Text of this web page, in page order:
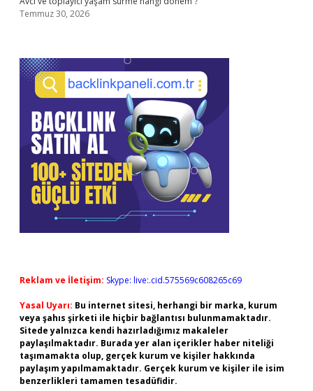
Temmuz 30, 2026
Reklam ve İletişim: Skype: live:.cid.575569c608265c69
Yasal Uyarı: Bu internet sitesi, herhangi bir marka, kurum
veya şahıs şirketi ile hiçbir bağlantısı bulunmamaktadır.
Sitede yalnızca kendi hazırladığımız makaleler
paylaşılmaktadır. Burada yer alan içerikler haber niteliği
taşımamakta olup, gerçek kurum ve kişiler hakkında
paylaşım yapılmamaktadır. Gerçek kurum ve kişiler ile isim
benzerlikleri tamamen tesadüfidir.